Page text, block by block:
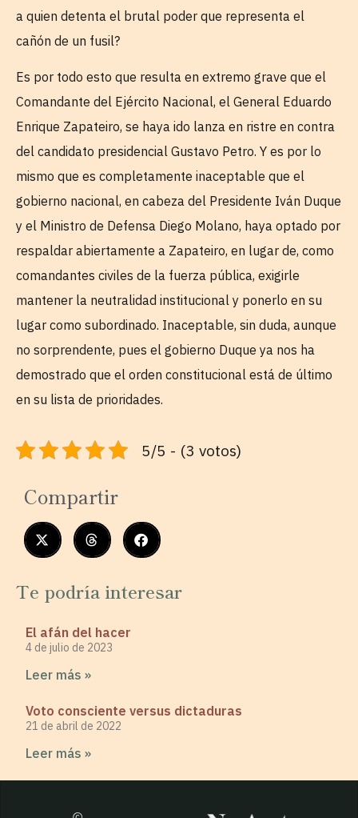
a quien detenta el brutal poder que representa el
cañón de un fusil?
Es por todo esto que resulta en extremo grave que el
Comandante del Ejército Nacional, el General Eduardo
Enrique Zapateiro, se haya ido lanza en ristre en contra
del candidato presidencial Gustavo Petro. Y es por lo
mismo que es completamente inaceptable que el
gobierno nacional, en cabeza del Presidente Iván Duque
y el Ministro de Defensa Diego Molano, haya optado por
respaldar abiertamente a Zapateiro, en lugar de, como
comandantes civiles de la fuerza pública, exigirle
mantener la neutralidad institucional y ponerlo en su
lugar como subordinado. Inaceptable, sin duda, aunque
no sorprendente, pues el gobierno Duque ya nos ha
demostrado que el orden constitucional está de último
en su lista de prioridades.
5/5 - (3 votos)
Compartir
Te podría interesar
El afán del hacer
4 de julio de 2023
Leer más »
Voto consciente versus dictaduras
21 de abril de 2022
Leer más »